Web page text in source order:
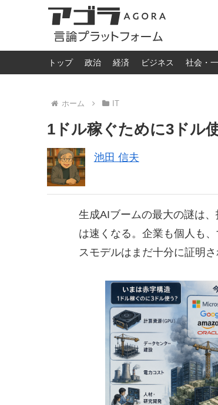
トップ 政治 経済 ビジネス 社会・
ホーム IT
1ドル稼ぐために3ドル
池田 信夫
生成AIブームの最大の謎は
は速くなる。企業も個人も
スモデルはまだ十分に証明さ